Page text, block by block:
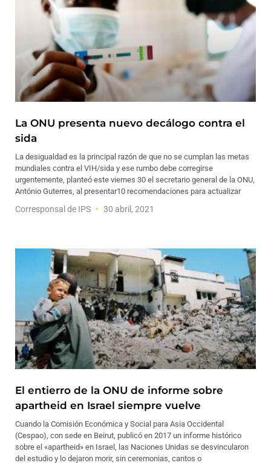
La ONU presenta nuevo decálogo contra el
sida
La desigualdad es la principal razón de que no se cumplan las metas
mundiales contra el VIH/sida y ese rumbo debe corregirse
urgentemente, planteó este viernes 30 el secretario general de la ONU,
António Guterres, al presentar10 recomendaciones para actualizar
Corresponsal de IPS 30 abril, 2021
El entierro de la ONU de informe sobre
apartheid en Israel siempre vuelve
Cuando la Comisión Económica y Social para Asia Occidental
(Cespao), con sede en Beirut, publicó en 2017 un informe histórico
sobre el «apartheid» en Israel, las Naciones Unidas se desvincularon
del estudio y lo dejaron morir, sin ceremonias, cantos o